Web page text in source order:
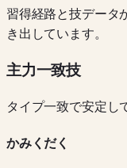
習得経路と技データ
き出しています。
主力一致技
タイプ一致で安定し
かみくだく